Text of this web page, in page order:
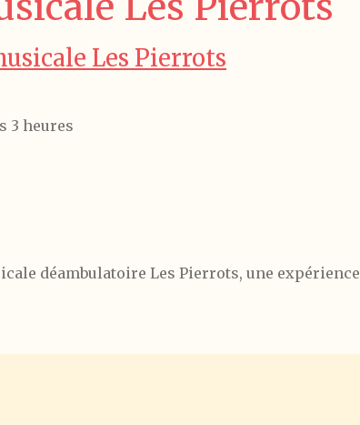
Les Pierrots
3 heures
déambulatoire Les Pierrots, une expérience